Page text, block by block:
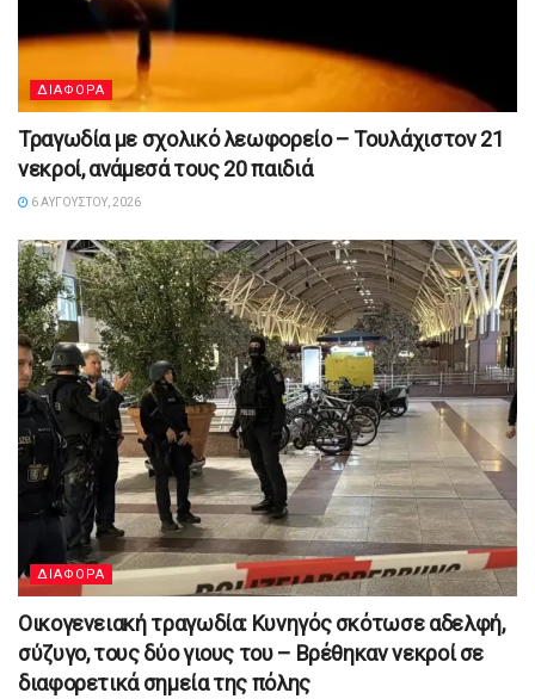
ΔΙΑΦΟΡΑ
Τραγωδία με σχολικό λεωφορείο – Τουλάχιστον 21
νεκροί, ανάμεσά τους 20 παιδιά
6 ΑΥΓΟΎΣΤΟΥ, 2026
ΔΙΑΦΟΡΑ
Οικογενειακή τραγωδία: Κυνηγός σκότωσε αδελφή,
σύζυγο, τους δύο γιους του – Βρέθηκαν νεκροί σε
διαφορετικά σημεία της πόλης